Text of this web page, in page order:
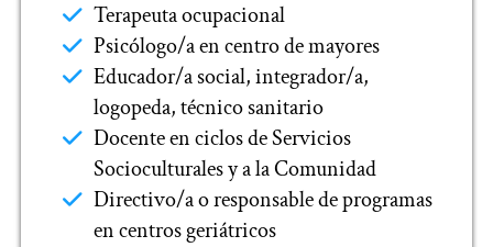
Terapeuta ocupacional
Psicólogo/a en centro de mayores
Educador/a social, integrador/a,
logopeda, técnico sanitario
Docente en ciclos de Servicios
Socioculturales y a la Comunidad
Directivo/a o responsable de programas
en centros geriátricos